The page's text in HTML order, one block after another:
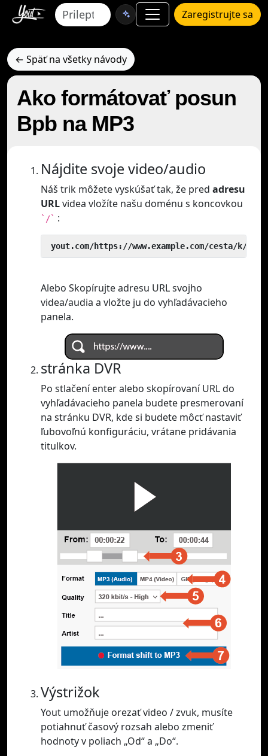
Zaregistrujte sa
← Späť na všetky návody
Ako formátovať posun
Bpb na MP3
Nájdite svoje video/audio
Náš trik môžete vyskúšať tak, že pred adresu
URLvidea vložíte našu doménu s koncovkou
`/` :
yout.com/https://www.example.com/cesta/k/
Alebo Skopírujte adresu URL svojho
videa/audia a vložte ju do vyhľadávacieho
panela.
stránka DVR
Po stlačení enter alebo skopírovaní URL do
vyhľadávacieho panela budete presmerovaní
na stránku DVR, kde si budete môcť nastaviť
ľubovoľnú konfiguráciu, vrátane pridávania
titulkov.
Výstrižok
Yout umožňuje orezať video / zvuk, musíte
potiahnuť časový rozsah alebo zmeniť
hodnoty v poliach „Od“ a „Do“.